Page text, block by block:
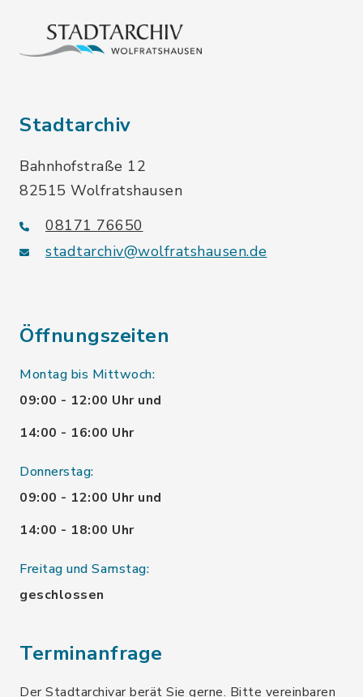
Stadtarchiv
Bahnhofstraße 12
82515 Wolfratshausen
08171 76650
stadtarchiv@wolfratshausen.de
Öffnungszeiten
Montag bis Mittwoch:
09:00 - 12:00 Uhr und
14:00 - 16:00 Uhr
Donnerstag:
09:00 - 12:00 Uhr und
14:00 - 18:00 Uhr
Freitag und Samstag:
geschlossen
Terminanfrage
Der Stadtarchivar berät Sie gerne. Bitte vereinbaren